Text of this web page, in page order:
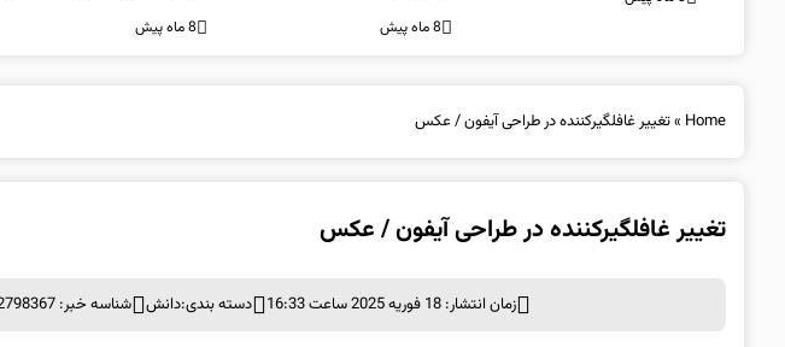
8 ماه پیش
محقق می‌شود
8 ماه پیش
Home
»تغییر غافلگیرکننده در طراحی آیفون / عکس
تغییر غافلگیرکننده در طراحی آیفون / عکس
زمان انتشار: 18 فوریه 2025 ساعت 16:33 دسته بندی:دانش شناسه خبر: 2798367